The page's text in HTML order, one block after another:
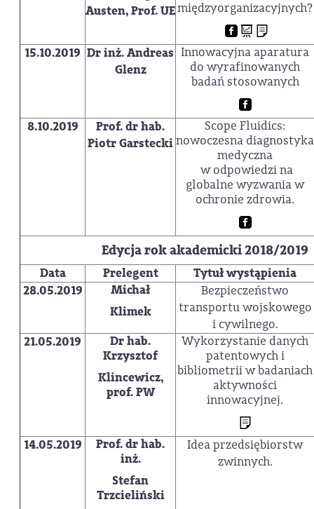
Austen, Prof. UEmiędzyorganizacyjnych?
15.10.2019 Dr inż. Andreas
Glenz
Innowacyjna aparatura
do wyrafinowanych
badań stosowanych
8.10.2019
Prof. dr hab.
Piotr Garstecki
Scope Fluidics:
nowoczesna diagnostyka
medyczna
w odpowiedzi na
globalne wyzwania w
ochronie zdrowia.
Edycja rok akademicki 2018/2019
Data Prelegent
Tytuł wystąpienia
28.05.2019
Michał
Klimek
Bezpieczeństwo
transportu wojskowego
i cywilnego.
21.05.2019
Dr hab.
Krzysztof
Klincewicz,
prof. PW
Wykorzystanie danych
patentowych i
bibliometrii w badaniach
aktywności
innowacyjnej.
14.05.2019
Prof. dr hab.
inż.
Stefan
Trzcieliński
Idea przedsiębiorstw
zwinnych.